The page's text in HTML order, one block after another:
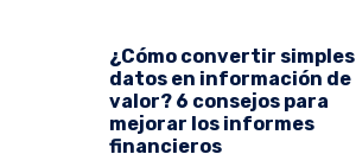
¿Cómo convertir simples
datos en información de
valor? 6 consejos para
mejorar los informes
financieros